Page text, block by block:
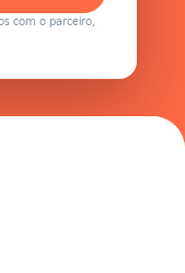
com o parceiro,